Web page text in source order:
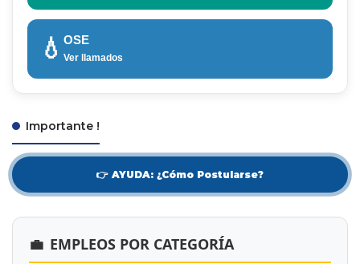
💧 OSE
Ver llamados
Importante !
👉 AYUDA: ¿Cómo Postularse?
💼 EMPLEOS POR CATEGORÍA